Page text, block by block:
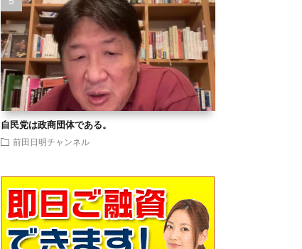
自民党は政商団体である。
前田日明チャンネル